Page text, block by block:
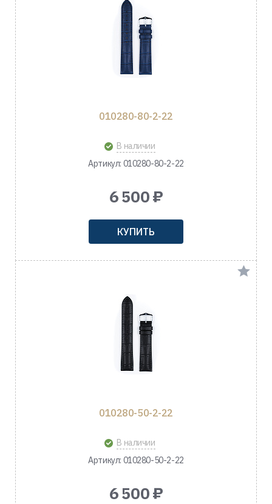
010280-80-2-22
В наличии
Артикул: 010280-80-2-22
6 500 ₽
КУПИТЬ
010280-50-2-22
В наличии
Артикул: 010280-50-2-22
6 500 ₽